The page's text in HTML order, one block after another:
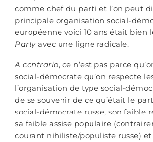
comme chef du parti et l’on peut
principale organisation social-
européenne voici 10 ans était bien
Partyavec une ligne radicale.
A contrario, ce n’est pas parce
social-démocrate qu’on respecte
l’organisation de type social-
de se souvenir de ce qu’était le
social-démocrate russe, son faible
sa faible assise populaire
courant nihiliste/populiste russe) et